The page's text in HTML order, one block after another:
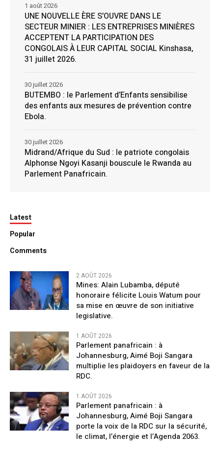
UNE NOUVELLE ÈRE S’OUVRE DANS LE
SECTEUR MINIER : LES ENTREPRISES MINIÈRES
ACCEPTENT LA PARTICIPATION DES
CONGOLAIS À LEUR CAPITAL SOCIAL Kinshasa,
31 juillet 2026.
1 août 2026
BUTEMBO : le Parlement d’Enfants sensibilise
des enfants aux mesures de prévention contre
Ebola.
30 juillet 2026
Midrand/Afrique du Sud : le patriote congolais
Alphonse Ngoyi Kasanji bouscule le Rwanda au
Parlement Panafricain.
30 juillet 2026
Latest
Popular
Comments
2 AOÛT 2026
Mines: Alain Lubamba, député
honoraire félicite Louis Watum pour
sa mise en œuvre de son initiative
legislative.
1 AOÛT 2026
Parlement panafricain : à
Johannesburg, Aimé Boji Sangara
multiplie les plaidoyers en faveur de la
RDC.
1 AOÛT 2026
Parlement panafricain : à
Johannesburg, Aimé Boji Sangara
porte la voix de la RDC sur la sécurité,
le climat, l’énergie et l’Agenda 2063.